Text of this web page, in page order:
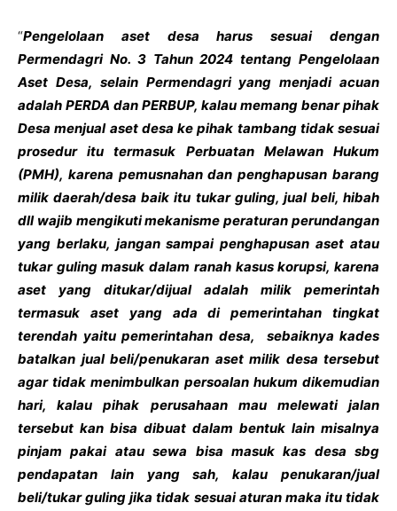
“Pengelolaan aset desa harus sesuai dengan
Permendagri No. 3 Tahun 2024 tentang Pengelolaan
Aset Desa, selain Permendagri yang menjadi acuan
adalah PERDA dan PERBUP, kalau memang benar pihak
Desa menjual aset desa ke pihak tambang tidak sesuai
prosedur itu termasuk Perbuatan Melawan Hukum
(PMH), karena pemusnahan dan penghapusan barang
milik daerah/desa baik itu tukar guling, jual beli, hibah
dll wajib mengikuti mekanisme peraturan perundangan
yang berlaku, jangan sampai penghapusan aset atau
tukar guling masuk dalam ranah kasus korupsi, karena
aset yang ditukar/dijual adalah milik pemerintah
termasuk aset yang ada di pemerintahan tingkat
terendah yaitu pemerintahan desa, sebaiknya kades
batalkan jual beli/penukaran aset milik desa tersebut
agar tidak menimbulkan persoalan hukum dikemudian
hari, kalau pihak perusahaan mau melewati jalan
tersebut kan bisa dibuat dalam bentuk lain misalnya
pinjam pakai atau sewa bisa masuk kas desa sbg
pendapatan lain yang sah, kalau penukaran/jual
beli/tukar guling jika tidak sesuai aturan maka itu tidak